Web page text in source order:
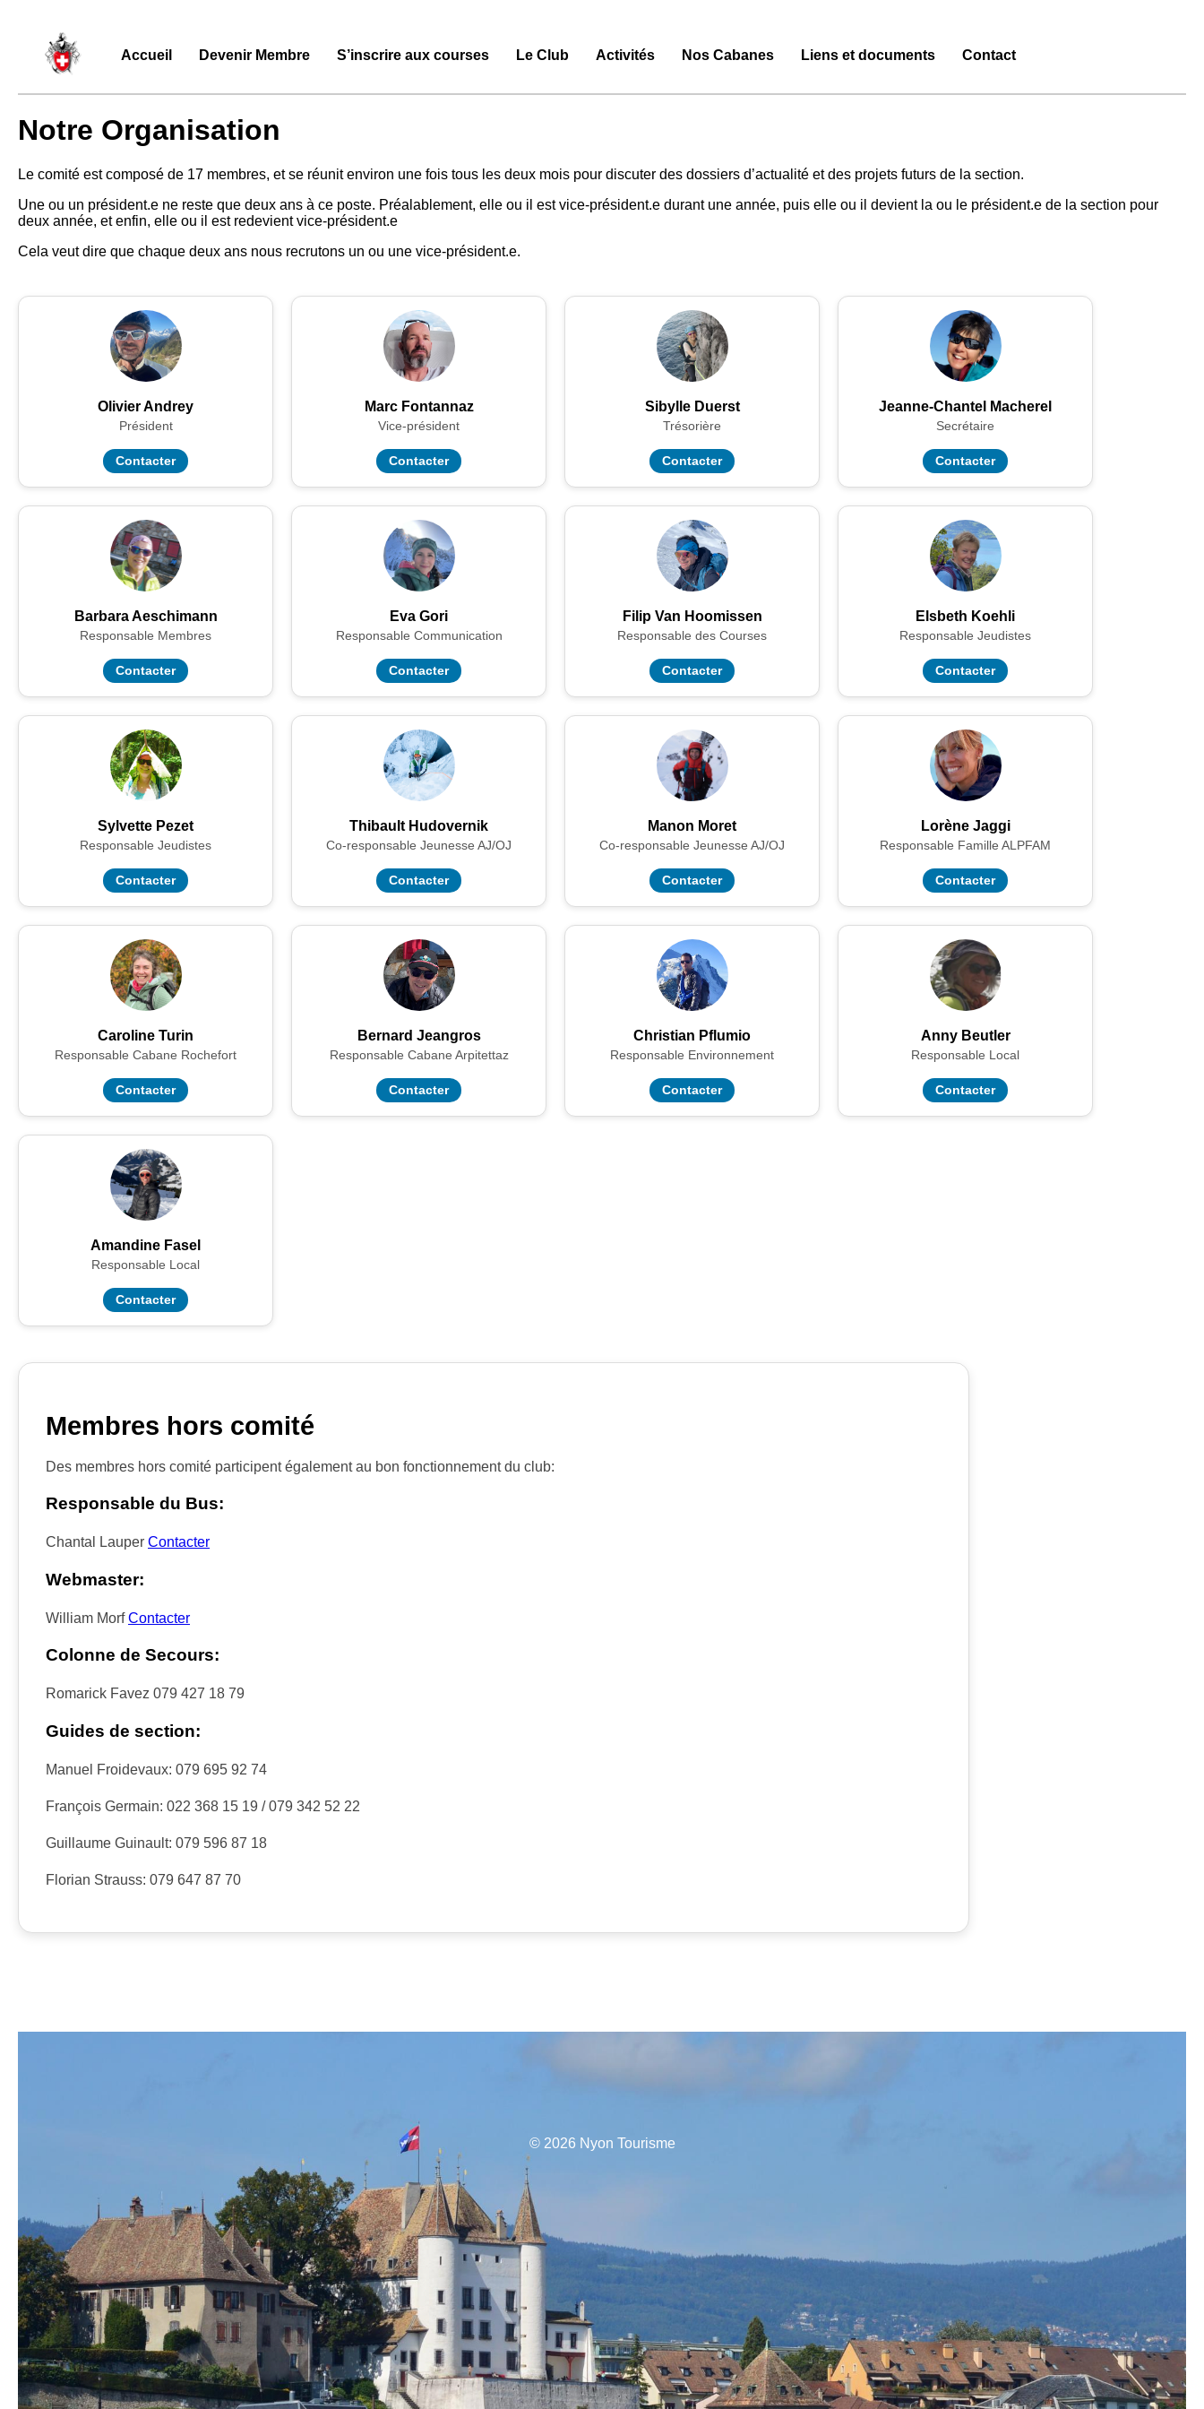
Accueil Devenir Membre S’inscrire aux courses Le Club Activités Nos Cabanes Liens et documents Contact
Notre Organisation
Le comité est composé de 17 membres, et se réunit environ une fois tous les deux mois pour discuter des dossiers d’actualité et des projets futurs de la section.
Une ou un président.e ne reste que deux ans à ce poste. Préalablement, elle ou il est vice-président.e durant une année, puis elle ou il devient la ou le président.e de la section pour
deux année, et enfin, elle ou il est redevient vice-président.e
Cela veut dire que chaque deux ans nous recrutons un ou une vice-président.e.
Olivier Andrey
Président
Contacter
Marc Fontannaz
Vice-président
Contacter
Sibylle Duerst
Trésorière
Contacter
Jeanne-Chantel Macherel
Secrétaire
Contacter
Barbara Aeschimann
Responsable Membres
Contacter
Eva Gori
Responsable Communication
Contacter
Filip Van Hoomissen
Responsable des Courses
Contacter
Elsbeth Koehli
Responsable Jeudistes
Contacter
Sylvette Pezet
Responsable Jeudistes
Contacter
Thibault Hudovernik
Co-responsable Jeunesse AJ/OJ
Contacter
Manon Moret
Co-responsable Jeunesse AJ/OJ
Contacter
Lorène Jaggi
Responsable Famille ALPFAM
Contacter
Caroline Turin
Responsable Cabane Rochefort
Contacter
Bernard Jeangros
Responsable Cabane Arpitettaz
Contacter
Christian Pflumio
Responsable Environnement
Contacter
Anny Beutler
Responsable Local
Contacter
Amandine Fasel
Responsable Local
Contacter
Membres hors comité
Des membres hors comité participent également au bon fonctionnement du club:
Responsable du Bus:
Chantal Lauper Contacter
Webmaster:
William MorfContacter
Colonne de Secours:
Romarick Favez 079 427 18 79
Guides de section:
Manuel Froidevaux: 079 695 92 74
François Germain: 022 368 15 19 / 079 342 52 22
Guillaume Guinault: 079 596 87 18
Florian Strauss: 079 647 87 70
© 2026 Nyon Tourisme